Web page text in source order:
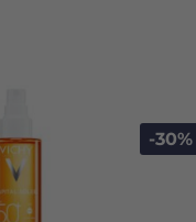
-30%